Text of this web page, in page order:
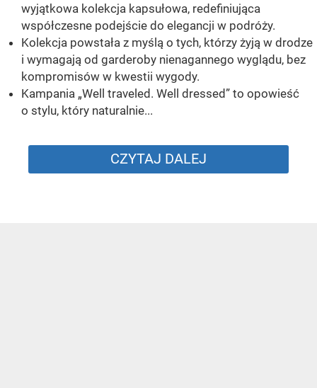
wyjątkowa kolekcja kapsułowa, redefiniująca
współczesne podejście do elegancji w podróży.
Kolekcja powstała z myślą o tych, którzy żyją w drodze
i wymagają od garderoby nienagannego wyglądu, bez
kompromisów w kwestii wygody.
Kampania „Well traveled. Well dressed” to opowieść
o stylu, który naturalnie...
CZYTAJ DALEJ